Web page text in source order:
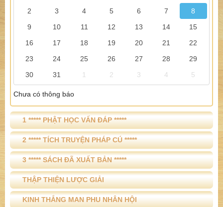
2
3 4 5 6 7
8
9
10 11 12 13 14
15
16
17 18 19 20 21
22
23
24 25 26 27 28
29
30
31 1 2 3 4 5
Chưa có thông báo
1 ***** PHẬT HỌC VẤN ĐÁP *****
2 ***** TÍCH TRUYỆN PHÁP CÚ *****
3 ***** SÁCH ĐÃ XUẤT BẢN *****
THẬP THIỆN LƯỢC GIẢI
KINH THẮNG MAN PHU NHÂN HỘI